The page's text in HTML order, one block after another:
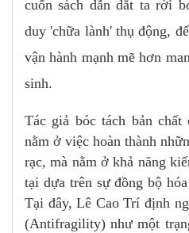
cuốn sách dẫn dắt ta rời
duy 'chữa lành' thụ động,
vận hành mạnh mẽ hơn
sinh.
Tác giả bóc tách bản chất
nằm ở việc hoàn thành
rạc, mà nằm ở khả năng
tại dựa trên sự đồng bộ
Tại đây, Lê Cao Trí định
(Antifragility) như một